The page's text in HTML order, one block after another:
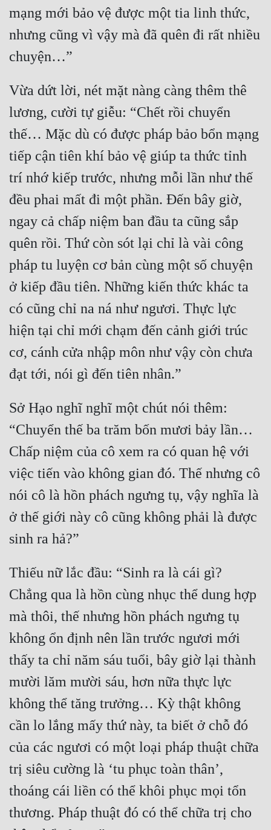
mạng mới bảo vệ được một tia linh thức,
nhưng cũng vì vậy mà đã quên đi rất nhiều
Vừa dứt lời, nét mặt nàng càng thêm thê
lương, cười tự giễu: “Chết rồi chuyển
thế… Mặc dù có được pháp bảo bổn mạng
tiếp cận tiên khí bảo vệ giúp ta thức tỉnh
trí nhớ kiếp trước, nhưng mỗi lần như thế
đều phai mất đi một phần. Đến bây giờ,
ngay cả chấp niệm ban đầu ta cũng sắp
quên rồi. Thứ còn sót lại chỉ là vài công
pháp tu luyện cơ bản cùng một số chuyện
ở kiếp đầu tiên. Những kiến thức khác ta
có cũng chỉ na ná như ngươi. Thực lực
hiện tại chỉ mới chạm đến cảnh giới trúc
cơ, cánh cửa nhập môn như vậy còn chưa
Sở Hạo nghĩ nghĩ một chút nói thêm:
“Chuyển thế ba trăm bốn mươi bảy lần…
Chấp niệm của cô xem ra có quan hệ với
việc tiến vào không gian đó. Thế nhưng cô
nói cô là hồn phách ngưng tụ, vậy nghĩa là
ở thế giới này cô cũng không phải là được
Thiếu nữ lắc đầu: “Sinh ra là cái gì?
Chẳng qua là hồn cùng nhục thể dung hợp
mà thôi, thế nhưng hồn phách ngưng tụ
không ổn định nên lần trước ngươi mới
thấy ta chỉ năm sáu tuổi, bây giờ lại thành
mười lăm mười sáu, hơn nữa thực lực
không thể tăng trưởng… Kỳ thật không
cần lo lắng mấy thứ này, ta biết ở chỗ đó
của các ngươi có một loại pháp thuật chữa
trị siêu cường là ‘tu phục toàn thân’,
thoáng cái liền có thể khôi phục mọi tổn
thương. Pháp thuật đó có thể chữa trị cho